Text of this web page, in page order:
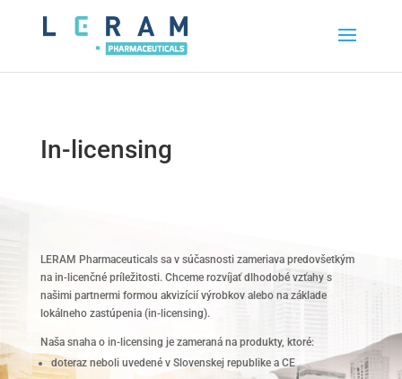
In-licensing
LERAM Pharmaceuticals sa v súčasnosti zameriava predovšetkým
na in-licenčné príležitosti. Chceme rozvíjať dlhodobé vzťahy s
našimi partnermi formou akvizícií výrobkov alebo na základe
lokálneho zastúpenia (in-licensing).
Naša snaha o in-licensing je zameraná na produkty, ktoré:
doteraz neboli uvedené v Slovenskej republike a CE